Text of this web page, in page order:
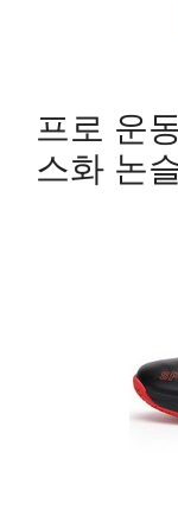
프로 운
스화 논